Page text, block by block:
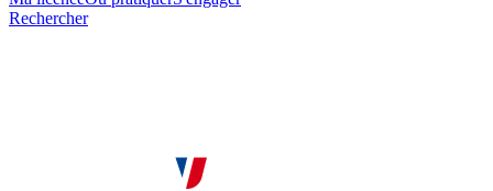
Rechercher